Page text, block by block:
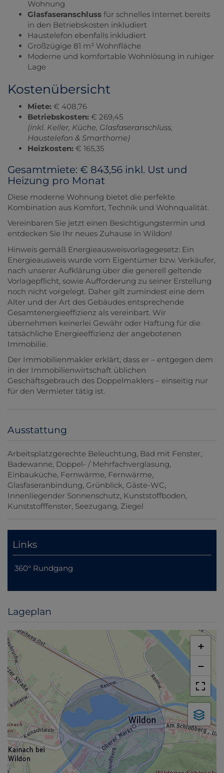
Wohnung
Glasfaseranschluss für schnelles Internet bereits
in den Betriebskosten inkludiert
Haustelefon ebenfalls inkludiert
Großzügige 81 m² Wohnfläche
Moderne und komfortable Wohnlösung in ruhiger
Lage
Kostenübersicht
Miete: € 408,76
Betriebskosten: € 269,45
(inkl. Keller, Küche, Glasfaseranschluss,
Haustelefon & Smarthome)
Heizkosten: € 165,35
Gesamtmiete: € 843,56 inkl. Ust und
Heizung pro Monat
Diese moderne Wohnung bietet die perfekte
Kombination aus Komfort, Technik und Wohnqualität.
Vereinbaren Sie jetzt einen Besichtigungstermin und
entdecken Sie Ihr neues Zuhause in Wildon!
Hinweis gemäß Energieausweisvorlagegesetz: Ein
Energieausweis wurde vom Eigentümer bzw. Verkäufer,
nach unserer Aufklärung über die generell geltende
Vorlagepflicht, sowie Aufforderung zu seiner Erstellung
noch nicht vorgelegt. Daher gilt zumindest eine dem
Alter und der Art des Gebäudes entsprechende
Gesamtenergieeffizienz als vereinbart. Wir
übernehmen keinerlei Gewähr oder Haftung für die
tatsächliche Energieeffizienz der angebotenen
Immobilie.
Der Immobilienmakler erklärt, dass er – entgegen dem
in der Immobilienwirtschaft üblichen
Geschäftsgebrauch des Doppelmaklers – einseitig nur
für den Vermieter tätig ist.
Ausstattung
Arbeitsplatzgerechte Beleuchtung Bad mit Fenster
Badewanne Doppel- / Mehrfachverglasung
Einbauküche Fernwärme Fernwärme
Glasfaseranbindung Grünblick Gäste-WC
Innenliegender Sonnenschutz Kunststoffboden
Kunststofffenster Seezugang Ziegel
Links
360° Rundgang
Lageplan
+
−